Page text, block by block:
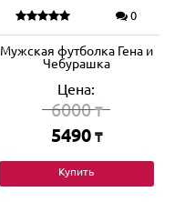
0
Мужская футболка Гена и
Чебурашка
Цена:
6000₸
5490 ₸
Купить